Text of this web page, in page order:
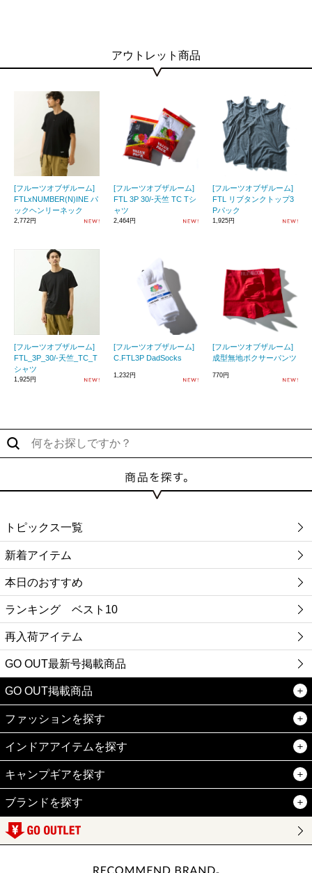
アウトレット商品
[フルーツオブザルーム]
FTLxNUMBER(N)INE パ
ックヘンリーネック
2,772円
[フルーツオブザルーム]
FTL 3P 30/-天竺 TC Tシ
ャツ
2,464円
[フルーツオブザルーム]
FTL リブタンクトップ3
Pパック
1,925円
[フルーツオブザルーム]
FTL_3P_30/-天竺_TC_T
シャツ
1,925円
[フルーツオブザルーム]
C.FTL3P DadSocks
1,232円
[フルーツオブザルーム]
成型無地ボクサーパンツ
770円
トピックス一覧
新着アイテム
本日のおすすめ
ランキング ベスト10
再入荷アイテム
GO OUT最新号掲載商品
GO OUT掲載商品
ファッションを探す
インドアアイテムを探す
キャンプギアを探す
ブランドを探す